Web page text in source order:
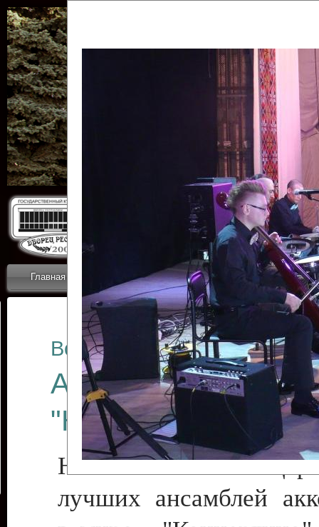
Главная Приветствие Коллективы Новости
ОТЧЕТЫ ГКЦ
Все отчеты
Ансамбль
"Концертино"
Незабываемый
лучших ансамблей